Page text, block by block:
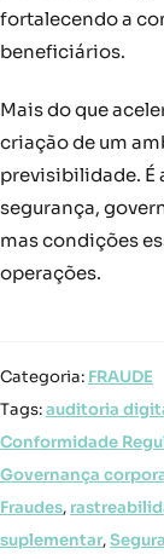
fortalecendo a
beneficiários.
Mais do que
criação de um
previsibilidade. É
segurança,
mas condições
operações.
Categoria: FRAUDE
Tags:auditoria
Conformidade
Governança
Fraudes,
suplementar,